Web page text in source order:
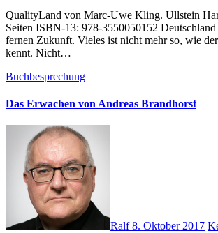
QualityLand von Marc-Uwe Kling. Ullstein Hardcover 2017. 384
Seiten ISBN-13: 978-3550050152
fernen Zukunft. Vieles ist nicht mehr so, wie
kennt. Nicht…
Buchbesprechung
Das Erwachen von Andreas Brandhorst
Ralf8. Oktober 2017